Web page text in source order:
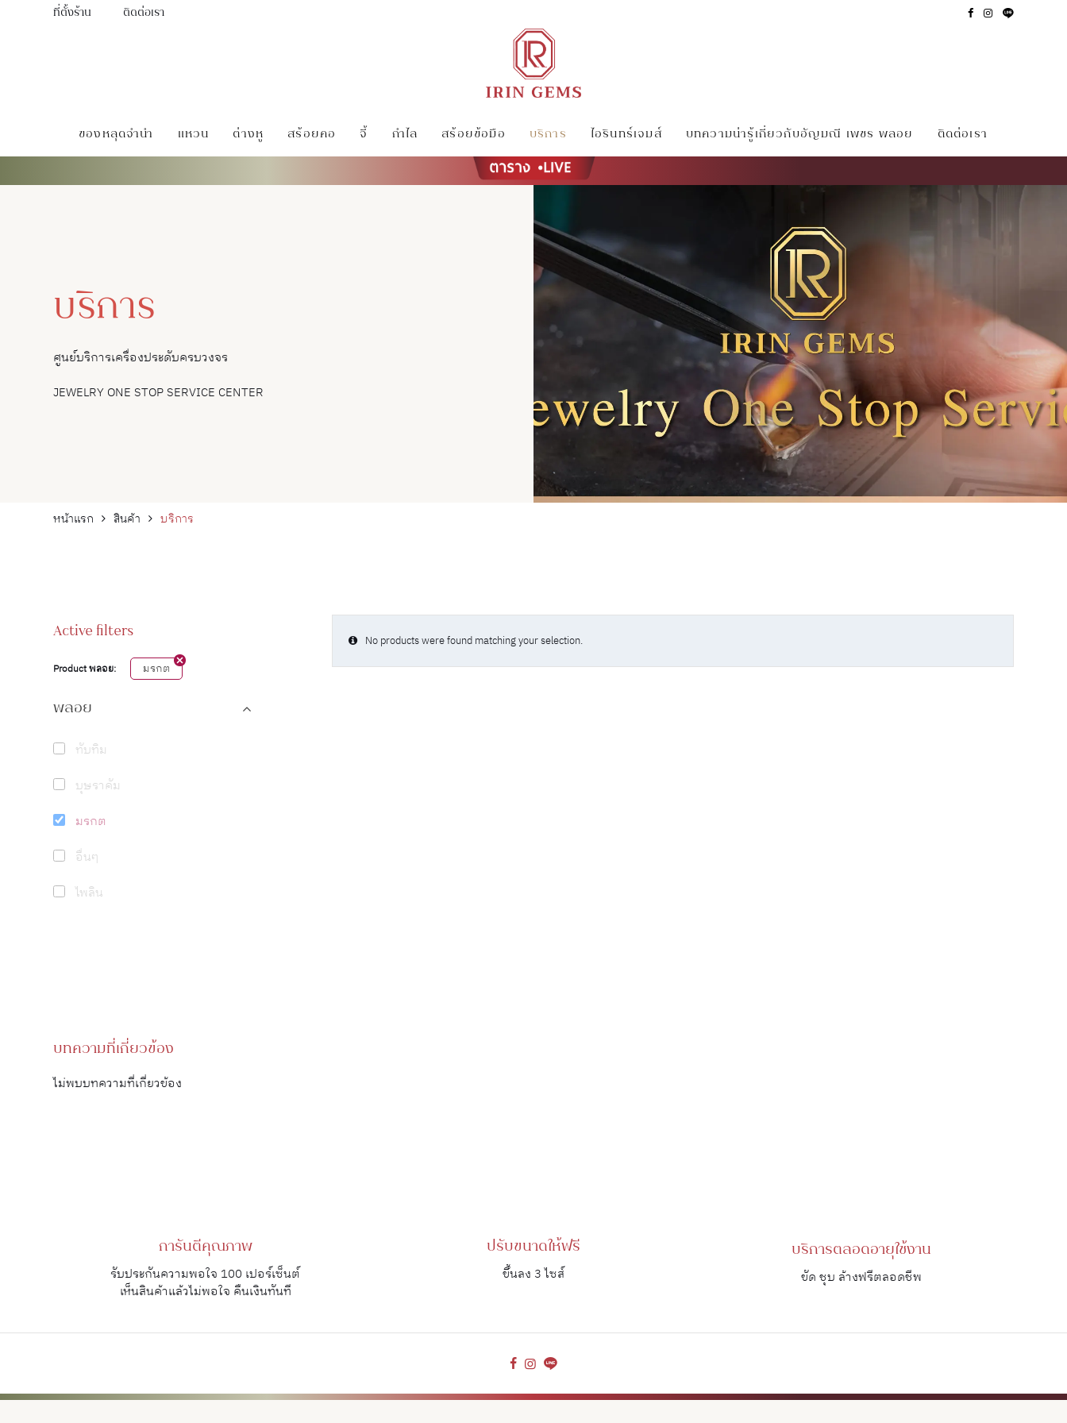
ที่ตั้งร้าน ติดต่อเรา
ของหลุดจำนำ แหวน ต่างหู สร้อยคอ จี้ กำไล สร้อยข้อมือ บริการ ไอรินทร์เจมส์ บทความน่ารู้เกี่ยวกับอัญมณี เพชร พลอย ติดต่อเรา
บริการ
ศูนย์บริการเครื่องประดับครบวงจร
JEWELRY ONE STOP SERVICE CENTER
หน้าแรก สินค้า บริการ
No products were found matching your selection.
Active filters
Product พลอย: มรกต
พลอย
ทับทิม
บุษราคัม
มรกต
อื่นๆ
ไพลิน
บทความที่เกี่ยวข้อง
ไม่พบบทความที่เกี่ยวข้อง
การันตีคุณภาพ
รับประกันความพอใจ 100 เปอร์เซ็นต์
เห็นสินค้าแล้วไม่พอใจ คืนเงินทันที
ปรับขนาดให้ฟรี
ขึ้นลง 3 ไซส์
บริการตลอดอายุใช้งาน
ขัด ชุบ ล้างฟรีตลอดชีพ